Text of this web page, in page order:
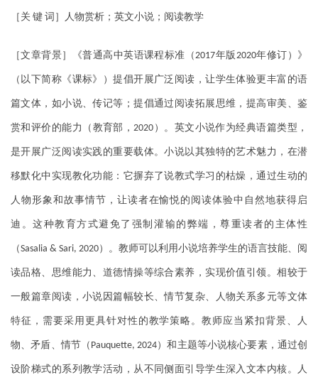
［关 键 词］人物赏析；英文小说；阅读教学
［文章背景］《普通高中英语课程标准（2017年版2020年修订）》
（以下简称《课标》）提倡开展广泛阅读，让学生体验更丰富的语
篇文体，如小说、传记等；提倡通过阅读拓展思维，提高审美、鉴
赏和评价的能力（教育部， 2020 ）。英文小说作为经典语篇类型，
是开展广泛阅读实践的重要载体。小说以其独特的艺术魅力，在潜
移默化中实现教化功能：它摒弃了说教式学习的枯燥，通过生动的
人物形象和故事情节，让读者在愉悦的阅读体验中自然地获得启
迪。这种教育方式避免了强制灌输的弊端，尊重读者的主体性
（Sasalia & Sari, 2020）。教师可以利用小说培养学生的语言技能、阅
读品格、思维能力、道德情操等综合素养，实现价值引领。相较于
一般篇章阅读，小说因篇幅较长、情节复杂、人物关系多元等文体
特征，需要采用更具针对性的教学策略。教师应当紧扣背景、人
物、矛盾、情节（ Pauquette, 2024）和主题等小说核心要素，通过创
设阶梯式的系列教学活动，从不同侧面引导学生深入文本内核。人